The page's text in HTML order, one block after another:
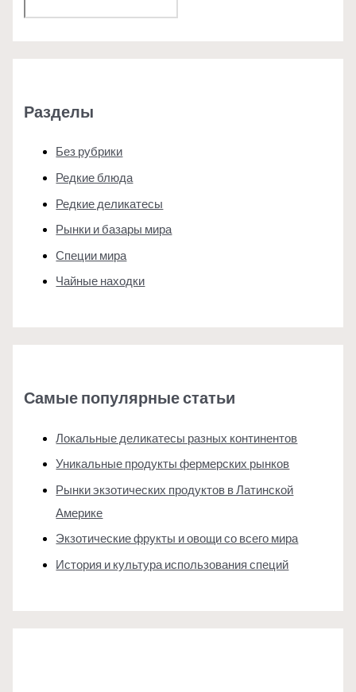
Разделы
Без рубрики
Редкие блюда
Редкие деликатесы
Рынки и базары мира
Специи мира
Чайные находки
Самые популярные статьи
Локальные деликатесы разных континентов
Уникальные продукты фермерских рынков
Рынки экзотических продуктов в Латинской
Америке
Экзотические фрукты и овощи со всего мира
История и культура использования специй